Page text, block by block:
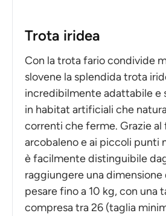
Trota iridea
Con la trota fario condivide
slovene la splendida trota
incredibilmente adattabile e
in habitat artificiali che
correnti che ferme. Grazie al
arcobaleno e ai piccoli punti
è facilmente distinguibile
raggiungere una
pesare fino a 10 kg, con una
compresa tra 26 (taglia